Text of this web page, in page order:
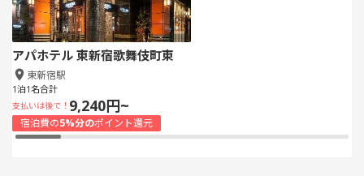
アパホテル 東新宿歌舞伎町東
東新宿駅
1泊1名合計
支払いは後で！ 9,240円~
宿泊費の5%分のポイント還元